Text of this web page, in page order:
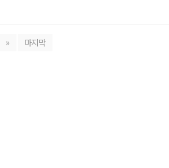
» 마지막